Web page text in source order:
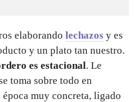
elaborando lechazos y es
y un plato tan nuestro.
es estacional. Le
toma sobre todo en
muy concreta, ligado